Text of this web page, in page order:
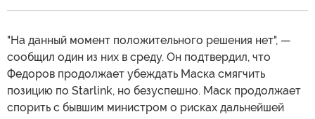
"На данный момент положительного решения нет", —
сообщил один из них в среду. Он подтвердил, что
Федоров продолжает убеждать Маска смягчить
позицию по Starlink, но безуспешно. Маск продолжает
спорить с бывшим министром о рисках дальнейшей